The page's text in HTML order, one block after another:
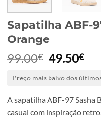
Sapatilha ABF-
Orange
99.00€ O
original
99.00€.
49.50€O
Preço mais baixo dos
A sapatilha ABF-97 Sasha
casual com inspiração